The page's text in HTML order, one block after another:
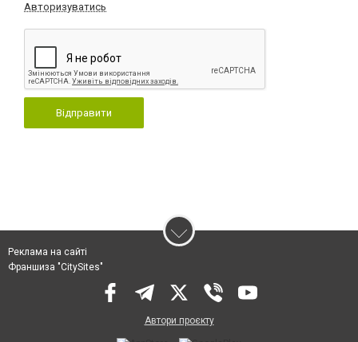
Авторизуватись
Відправити
Реклама на сайті
Франшиза "CitySites"
Автори проєкту